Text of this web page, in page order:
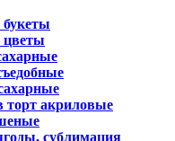
торт акриловые
сублимация